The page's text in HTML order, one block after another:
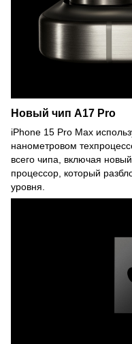
Новый чип A17 Pro
iPhone 15 Pro Max
нанометровом
всего чипа, включая
процессор, который
уровня.